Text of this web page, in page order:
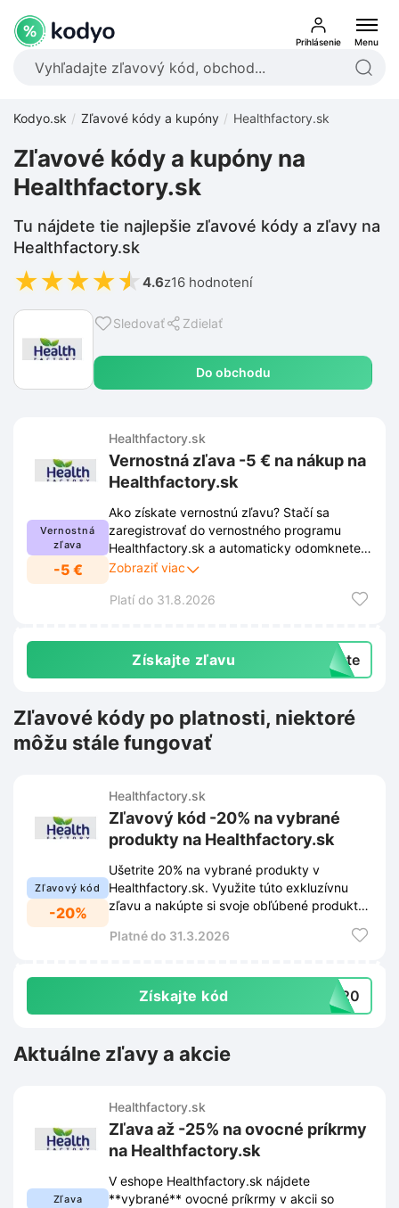
Prihlásenie Menu
Kodyo.sk Zľavové kódy a kupóny Healthfactory.sk
Sledovať Zdielať
Do obchodu
Zľavové kódy a kupóny na
Healthfactory.sk
Tu nájdete tie najlepšie zľavové kódy a zľavy na
Healthfactory.sk
★★★★★ 4.6z16 hodnotení
Vernostná
zľava
-5 €
Healthfactory.sk
Vernostná zľava -5 € na nákup na
Healthfactory.sk
Ako získate vernostnú zľavu? Stačí sa
zaregistrovať do vernostného programu
Healthfactory.sk a automaticky odomknete
špeciálnu zľavu pre verných zákazníkov.
ihneď po úspešnej registrácii. Využívajte
Zobraziť viac
Platí do 31.8.2026
Získajte zľavu exte
Zľavové kódy po platnosti, niektoré
môžu stále fungovať
Zľavový kód
-20%
Healthfactory.sk
Zľavový kód -20% na vybrané
produkty na Healthfactory.sk
Ušetrite 20% na vybrané produkty v
Healthfactory.sk. Využite túto exkluzívnu
zľavu a nakúpte si svoje obľúbené produkty
Platné do 31.3.2026
Získajte kód AR20
Aktuálne zľavy a akcie
Zľava
Healthfactory.sk
Zľava až -25% na ovocné príkrmy
na Healthfactory.sk
V eshope Healthfactory.sk nájdete
**vybrané** ovocné príkrmy v akcii so